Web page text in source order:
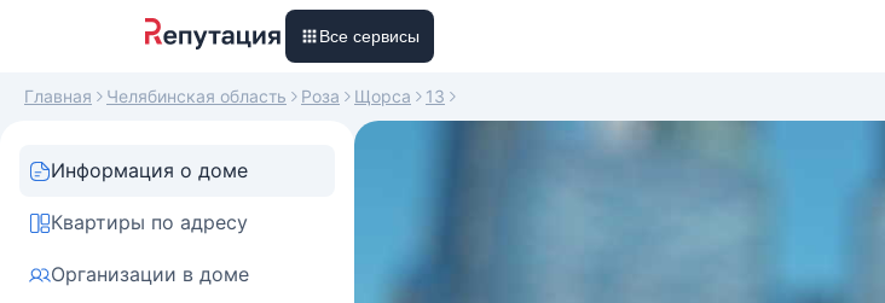
Все сервисы
Главная Челябинская область Роза Щорса 13
Информация о доме
Квартиры по адресу
Организации в доме